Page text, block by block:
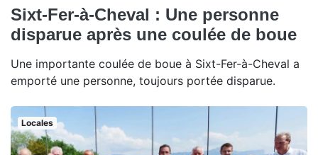
Sixt-Fer-à-Cheval : Une personne
disparue après une coulée de boue
Une importante coulée de boue à Sixt-Fer-à-Cheval a
emporté une personne, toujours portée disparue.
Locales